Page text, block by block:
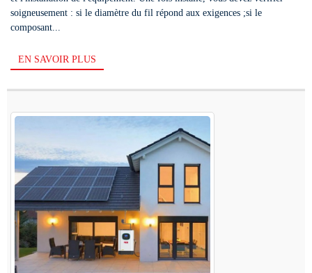
soigneusement : si le diamètre du fil répond aux exigences ;si le
composant...
EN SAVOIR PLUS